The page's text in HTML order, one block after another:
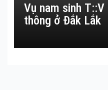
Vụ nam sinh
thông ở Đắk Lắk